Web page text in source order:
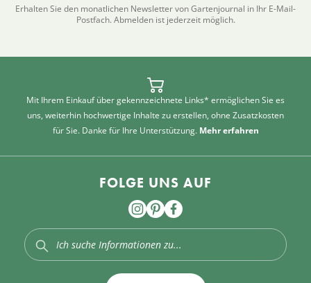
Erhalten Sie den monatlichen Newsletter von Gartenjournal in Ihr E-Mail-
Postfach. Abmelden ist jederzeit möglich.
Mit Ihrem Einkauf über gekennzeichnete Links* ermöglichen Sie es
uns, weiterhin hochwertige Inhalte zu erstellen, ohne Zusatzkosten
für Sie. Danke für Ihre Unterstützung. Mehr erfahren
FOLGE UNS AUF